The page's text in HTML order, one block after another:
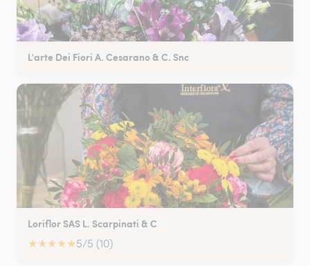
L'arte Dei Fiori A. Cesarano & C. Snc
Loriflor SAS L. Scarpinati & C
★★★★★5/5 (10)